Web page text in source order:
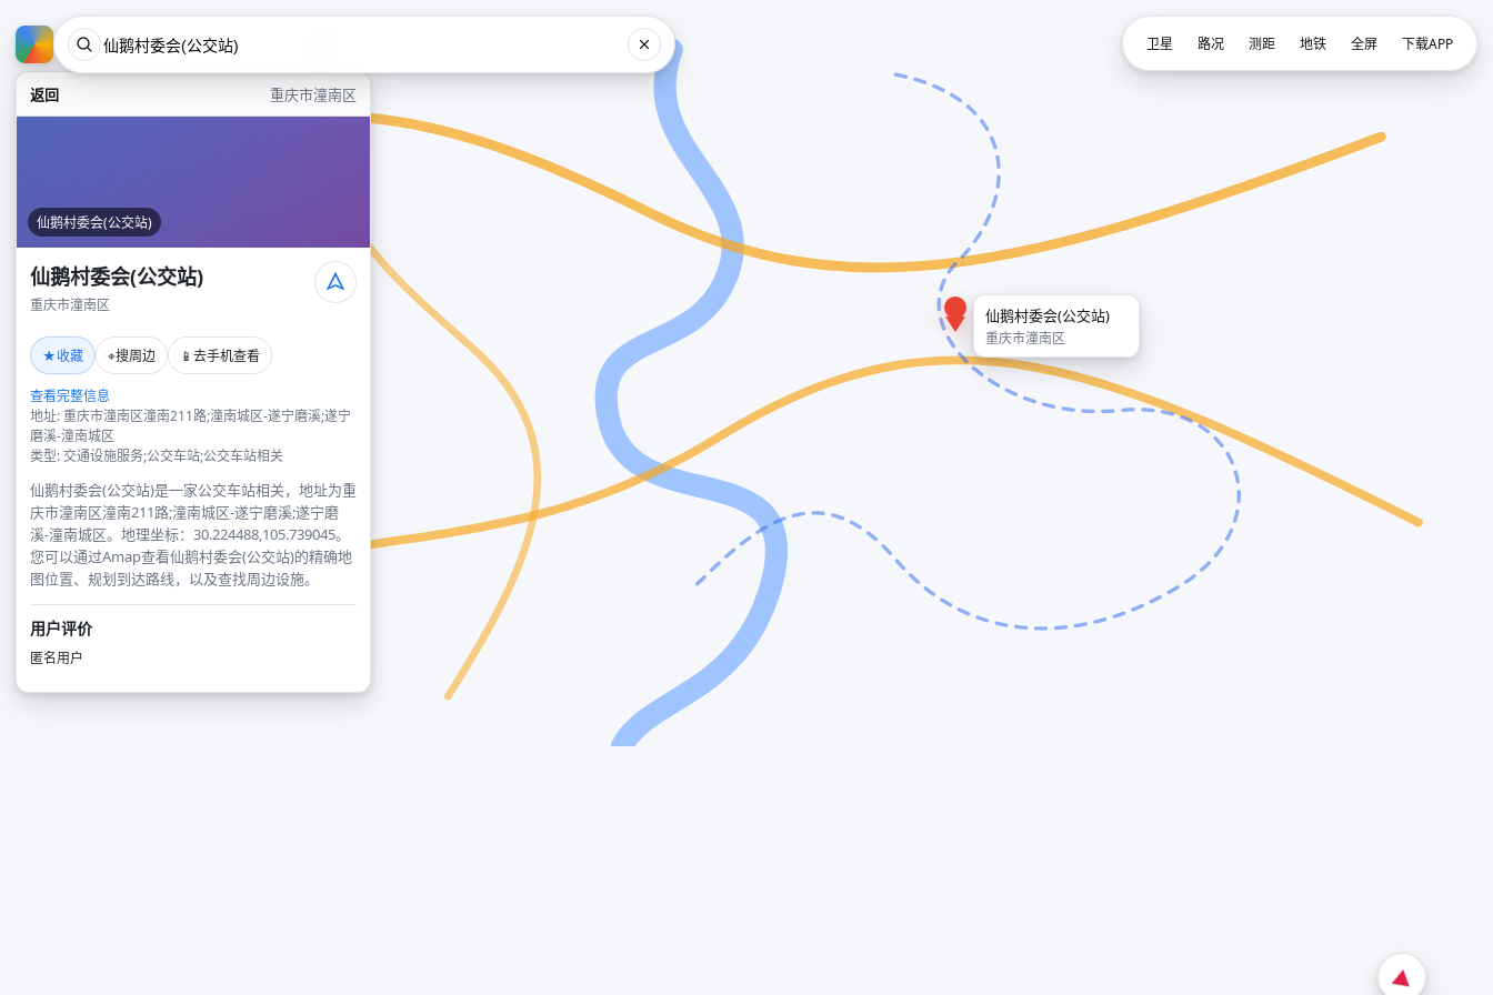
返回 重庆市潼南区
仙鹅村委会(公交站)
仙鹅村委会(公交站)
重庆市潼南区
★收藏 ⌖搜周边 📱 去手机查看
查看完整信息
地址: 重庆市潼南区潼南211路;潼南城区-遂宁磨溪;遂宁
磨溪-潼南城区
类型: 交通设施服务;公交车站;公交车站相关
仙鹅村委会(公交站)是一家公交车站相关，地址为重
庆市潼南区潼南211路;潼南城区-遂宁磨溪;遂宁磨
溪-潼南城区。地理坐标：30.224488,105.739045。
您可以通过Amap查看仙鹅村委会(公交站)的精确地
图位置、规划到达路线，以及查找周边设施。
用户评价
匿名用户
仙鹅村委会(公交站)
重庆市潼南区
卫星 路况 测距 地铁 全屏 下载APP